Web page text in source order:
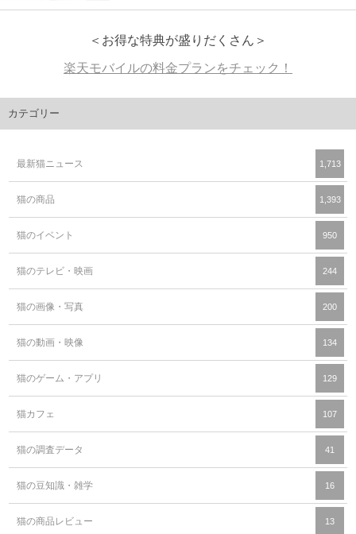
＜お得な特典が盛りだくさん＞
楽天モバイルの料金プランをチェック！
カテゴリー
最新猫ニュース 1,713
猫の商品 1,393
猫のイベント 950
猫のテレビ・映画 244
猫の画像・写真 200
猫の動画・映像 134
猫のゲーム・アプリ 129
猫カフェ 107
猫の調査データ 41
猫の豆知識・雑学 16
猫の商品レビュー 13